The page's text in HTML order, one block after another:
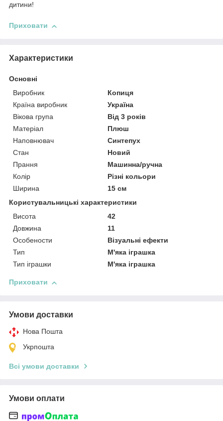
дитини!
Приховати
Характеристики
Основні
Виробник
Копиця
Країна виробник
Україна
Вікова група
Від 3 років
Матеріал
Плюш
Наповнювач
Синтепух
Стан
Новий
Прання
Машинна/ручна
Колір
Різні кольори
Ширина
15 см
Користувальницькі характеристики
Висота
42
Довжина
11
Особености
Візуальні ефекти
Тип
М'яка іграшка
Тип іграшки
М'яка іграшка
Приховати
Умови доставки
Нова Пошта
Укрпошта
Всі умови доставки
Умови оплати